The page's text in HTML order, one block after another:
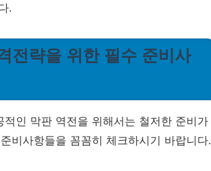
.
전략을 위한 필수 준비사
인 막판 역전을 위해서는 철저한 준비가
비사항들을 꼼꼼히 체크하시기 바랍니다.